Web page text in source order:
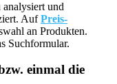
und
AufPreis-
an Produkten.
Suchformular.
einmal die